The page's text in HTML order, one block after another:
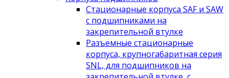
Стационарные корпуса SAF и SAW
с подшипниками на
закрепительной втулке
Разъемные стационарные
корпуса, крупногабаритная серия
SNL, для подшипников на